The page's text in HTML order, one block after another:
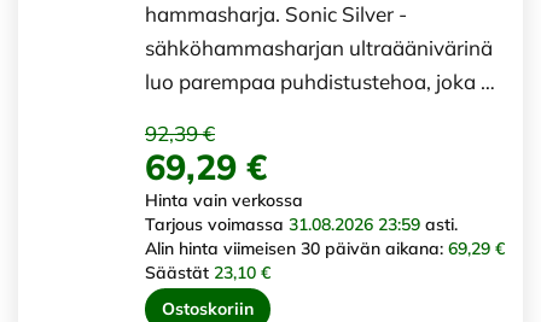
hammasharja. Sonic Silver -
sähköhammasharjan ultraäänivärinä
luo parempaa puhdistustehoa, joka …
92,39 €
69,29 €
Hinta vain verkossa
Tarjous voimassa 31.08.2026 23:59 asti.
Alin hinta viimeisen 30 päivän aikana: 69,29 €
Säästät 23,10 €
Ostoskoriin